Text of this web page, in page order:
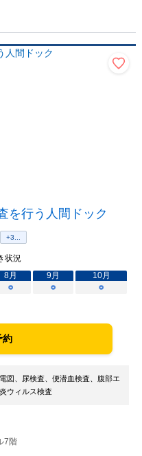
行う人間ドック
+3...
状況
8月 9月 10月
○
○ ○
約
図、尿検査、便潜血検査、腹部エ
ウィルス検査
7階